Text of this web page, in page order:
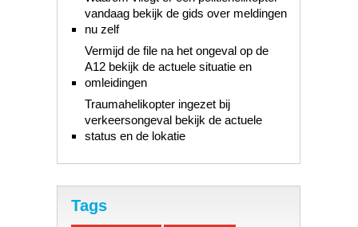
vandaag bekijk de gids over meldingen
nu zelf
Vermijd de file na het ongeval op de
A12 bekijk de actuele situatie en
omleidingen
Traumahelikopter ingezet bij
verkeersongeval bekijk de actuele
status en de lokatie
Tags